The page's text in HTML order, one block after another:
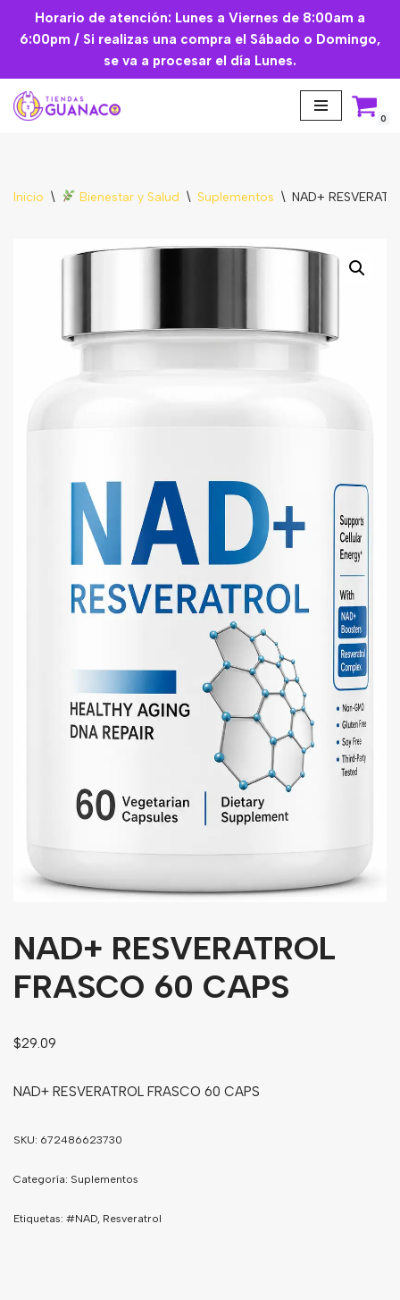
Saltar
contenido
Horario de atención: Lunes a Viernes de 8:00am a
6:00pm / Si realizas una compra el Sábado o Domingo,
se va a procesar el día Lunes.
0
Cremas Faciales
Básicos de Cocina
Galletas
Tés
Inicio \ Bienestar y Salud \ Suplementos \ NAD+
NAD+ RESVERATROL
FRASCO 60 CAPS
$29.09
NAD+ RESVERATROL FRASCO 60 CAPS
SKU: 672486623730
Categoría: Suplementos
Etiquetas: #NAD, Resveratrol